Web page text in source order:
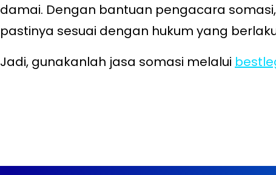
damai. Dengan bantuan pengacara
pastinya sesuai dengan hukum yang
Jadi, gunakanlah jasa somasi melalui